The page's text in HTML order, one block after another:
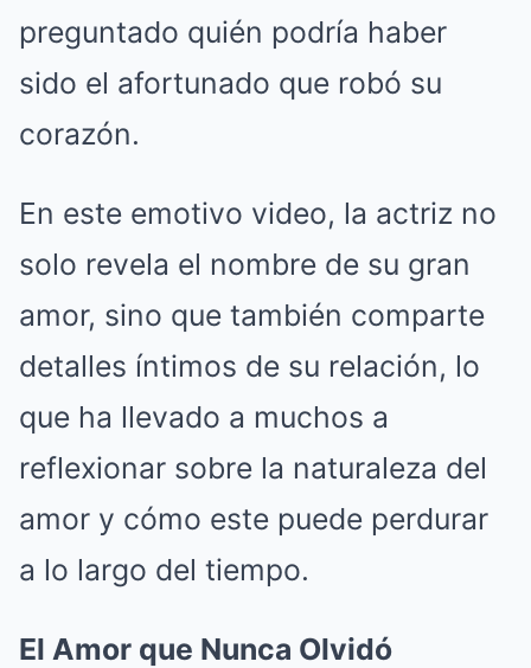
preguntado quién podría haber
sido el afortunado que robó su
corazón.
En este emotivo video, la actriz no
solo revela el nombre de su gran
amor, sino que también comparte
detalles íntimos de su relación, lo
que ha llevado a muchos a
reflexionar sobre la naturaleza del
amor y cómo este puede perdurar
a lo largo del tiempo.
El Amor que Nunca Olvidó